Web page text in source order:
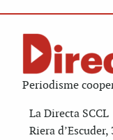
Periodisme
La Directa SCCL
Riera